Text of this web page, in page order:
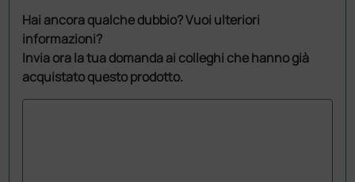
Hai ancora qualche dubbio? Vuoi ulteriori
informazioni?
Invia ora la tua domanda ai colleghi che hanno già
acquistato questo prodotto.